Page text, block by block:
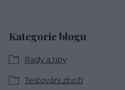
Kategorie blogu
Rady a tipy
Testování zboží